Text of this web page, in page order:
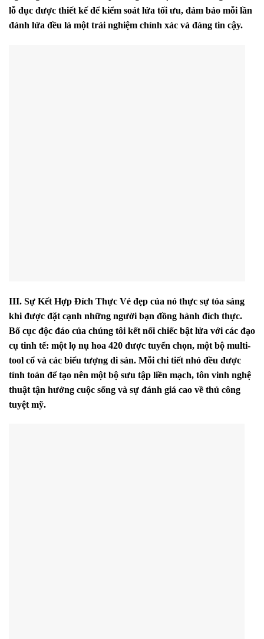
lỗ đục được thiết kế để kiểm soát lửa tối ưu, đảm bảo mỗi lần
đánh lửa đều là một trải nghiệm chính xác và đáng tin cậy.
III. Sự Kết Hợp Đích Thực Vẻ đẹp của nó thực sự tỏa sáng
khi được đặt cạnh những người bạn đồng hành đích thực.
Bố cục độc đáo của chúng tôi kết nối chiếc bật lửa với các đạo
cụ tinh tế: một lọ nụ hoa 420 được tuyển chọn, một bộ multi-
tool cổ và các biểu tượng di sản. Mỗi chi tiết nhỏ đều được
tính toán để tạo nên một bộ sưu tập liền mạch, tôn vinh nghệ
thuật tận hưởng cuộc sống và sự đánh giá cao về thủ công
tuyệt mỹ.